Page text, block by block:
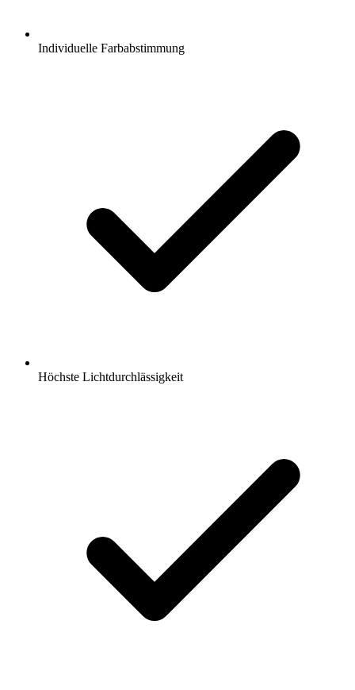
Individuelle Farbabstimmung
Höchste Lichtdurchlässigkeit